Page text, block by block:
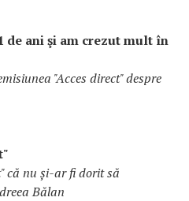
de ani şi am crezut mult în
"Acces direct" despre
că nu și-ar fi dorit să
Bălan